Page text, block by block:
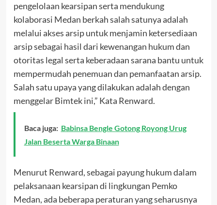
pengelolaan kearsipan serta mendukung
kolaborasi Medan berkah salah satunya adalah
melalui akses arsip untuk menjamin ketersediaan
arsip sebagai hasil dari kewenangan hukum dan
otoritas legal serta keberadaan sarana bantu untuk
mempermudah penemuan dan pemanfaatan arsip.
Salah satu upaya yang dilakukan adalah dengan
menggelar Bimtek ini,” Kata Renward.
Baca juga: Babinsa Bengle Gotong Royong Urug
Jalan Beserta Warga Binaan
Menurut Renward, sebagai payung hukum dalam
pelaksanaan kearsipan di lingkungan Pemko
Medan, ada beberapa peraturan yang seharusnya